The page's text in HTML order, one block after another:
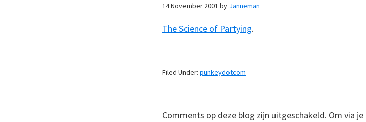
14 November 2001 by Janneman
The Science of Partying.
Filed Under: punkeydotcom
Comments op deze blog zijn uitgeschakeld. Om via